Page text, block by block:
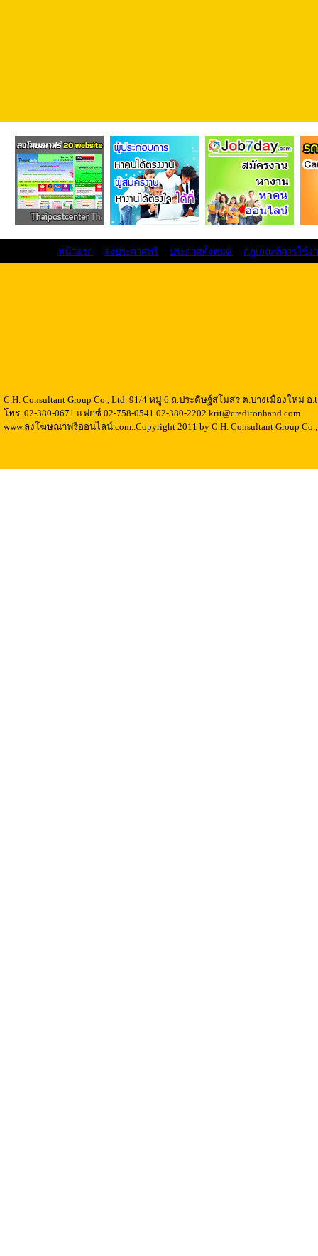
หน้าแรก ลงประกาศฟรี ประกาศทั้งหมด กฏเกณฑ์การใช้ง
C.H. Consultant Group Co., Ltd. 91/4 หมู่ 6 ถ.ประดิษฐ์สโมสร ต.บางเมืองใหม่ อ
โทร. 02-380-0671 แฟกซ์ 02-758-0541 02-380-2202 krit@creditonhand.com
www.ลงโฆษณาฟรีออนไลน์.com..Copyright 2011 by C.H. Consultant Group